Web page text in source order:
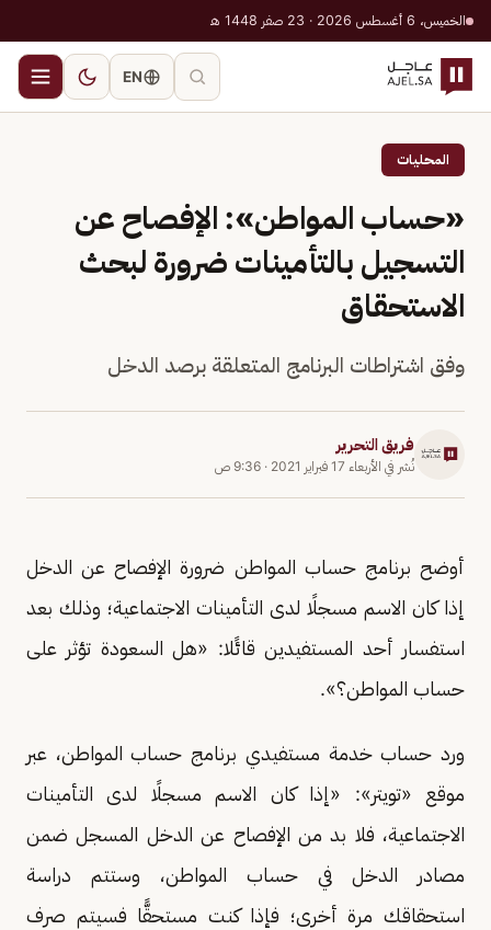
الخميس، 6 أغسطس 2026 · 23 صفر 1448 هـ
EN
المحليات
«حساب المواطن»: الإفصاح عن
التسجيل بالتأمينات ضرورة لبحث
الاستحقاق
وفق اشتراطات البرنامج المتعلقة برصد الدخل
فريق التحرير
نُشر في الأربعاء 17 فبراير 2021 · 9:36 ص
أوضح برنامج حساب المواطن ضرورة الإفصاح عن الدخل
إذا كان الاسم مسجلًا لدى التأمينات الاجتماعية؛ وذلك بعد
استفسار أحد المستفيدين قائًلا: «هل السعودة تؤثر على
حساب المواطن؟».
ورد حساب خدمة مستفيدي برنامج حساب المواطن، عبر
موقع «تويتر»: «إذا كان الاسم مسجلًا لدى التأمينات
الاجتماعية، فلا بد من الإفصاح عن الدخل المسجل ضمن
مصادر الدخل في حساب المواطن، وستتم دراسة
استحقاقك مرة أخرى؛ فإذا كنت مستحقًّا فسيتم صرف